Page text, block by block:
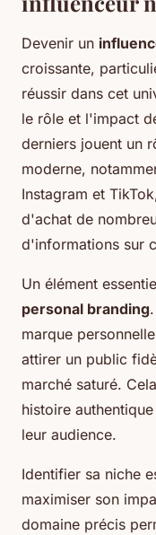
Devenir un
croissante,
réussir dans cet
le rôle et l'impact
derniers jouent un
moderne,
Instagram et
d'achat de
d'informations sur
Un élément
personal branding
marque
attirer un public
marché saturé.
histoire
leur audience.
Identifier sa niche
maximiser son
domaine précis